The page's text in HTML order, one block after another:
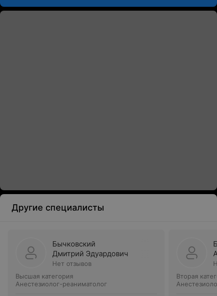
Другие специалисты
Бычковский
Дмитрий Эдуардович
Нет отзывов
Высшая категория
Анестезиолог-реаниматолог
Вторая